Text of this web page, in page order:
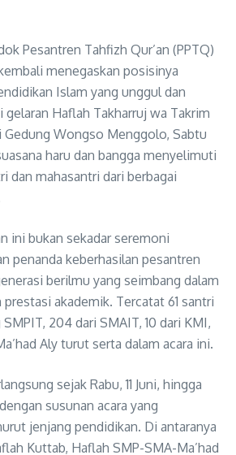
Pesantren Tahfizh Qur’an (PPTQ)
menegaskan posisinya
Islam yang unggul dan
Haflah Takharruj wa Takrim
Wongso Menggolo, Sabtu
haru dan bangga menyelimuti
dan mahasantri dari berbagai
ini bukan sekadar seremoni
penanda keberhasilan pesantren
berilmu yang seimbang dalam
prestasi akademik. Tercatat 61 santri
204 dari SMAIT, 10 dari KMI,
Aly turut serta dalam acara ini.
sejak Rabu, 11 Juni, hingga
susunan acara yang
jenjang pendidikan. Di antaranya
Kuttab, Haflah SMP-SMA-Ma’had